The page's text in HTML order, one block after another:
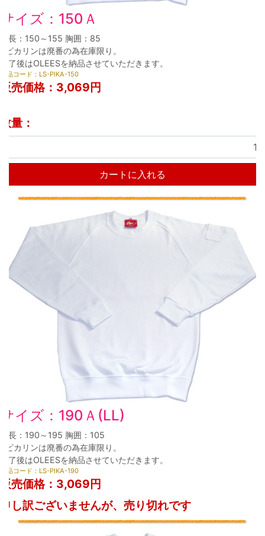
サイズ：150Ａ
身長：150～155 胸囲：85
※ピカリンは廃番の為在庫限り。
終了後はOLEESを納品させていただきます。
商品コード：LS-PIKA-150
販売価格： 3,069円
数量：
カートに入れる
サイズ：190Ａ(LL)
身長：190～195 胸囲：105
※ピカリンは廃番の為在庫限り。
終了後はOLEESを納品させていただきます。
商品コード：LS-PIKA-190
販売価格： 3,069円
申し訳ございませんが、売り切れです